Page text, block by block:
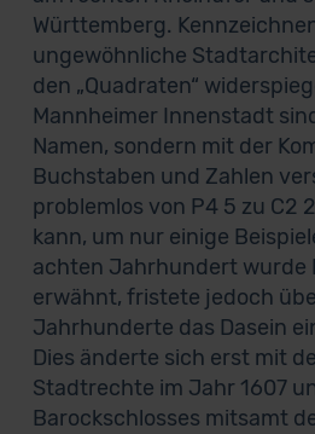
Württemberg.
ungewöhnliche
den „Quadraten“
Mannheimer Innenstadt
Namen, sondern mit der
Buchstaben und Zahlen
problemlos von P4 5 zu C2
kann, um nur einige
achten Jahrhundert wurde
erwähnt, fristete jedoch
Jahrhunderte das Dasein
Dies änderte sich erst mit
Stadtrechte im Jahr 1607
Barockschlosses mitsamt